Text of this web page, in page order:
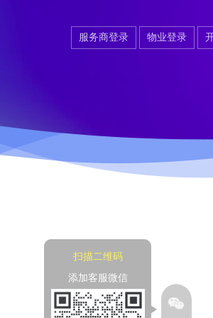
服务商登录 物业登录
扫描二维码
添加客服微信